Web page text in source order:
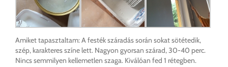
Amiket tapasztaltam: A festék száradás során sokat sötétedik,
szép, karakteres színe lett. Nagyon gyorsan szárad, 30-40 perc.
Nincs semmilyen kellemetlen szaga. Kiválóan fed 1 rétegben.